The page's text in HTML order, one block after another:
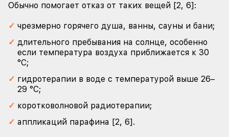
Обычно помогает отказ от таких вещей [2, 6]:
чрезмерно горячего душа, ванны, сауны и бани;
длительного пребывания на солнце, особенно
если температура воздуха приближается к 30
°С;
гидротерапии в воде с температурой выше 26–
29 °С;
коротковолновой радиотерапии;
аппликаций парафина [2, 6].